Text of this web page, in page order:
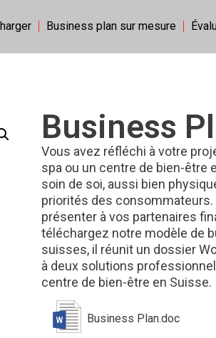
Business plan sur mesure
Business
Vous avez réfléchi à votre
spa ou un centre de bien-être
soin de soi, aussi bien
priorités des
présenter à vos partenaires
téléchargez notre modèle de
suisses, il réunit un dossier
à deux solutions
centre de bien-être en Suisse.
Business Plan.doc